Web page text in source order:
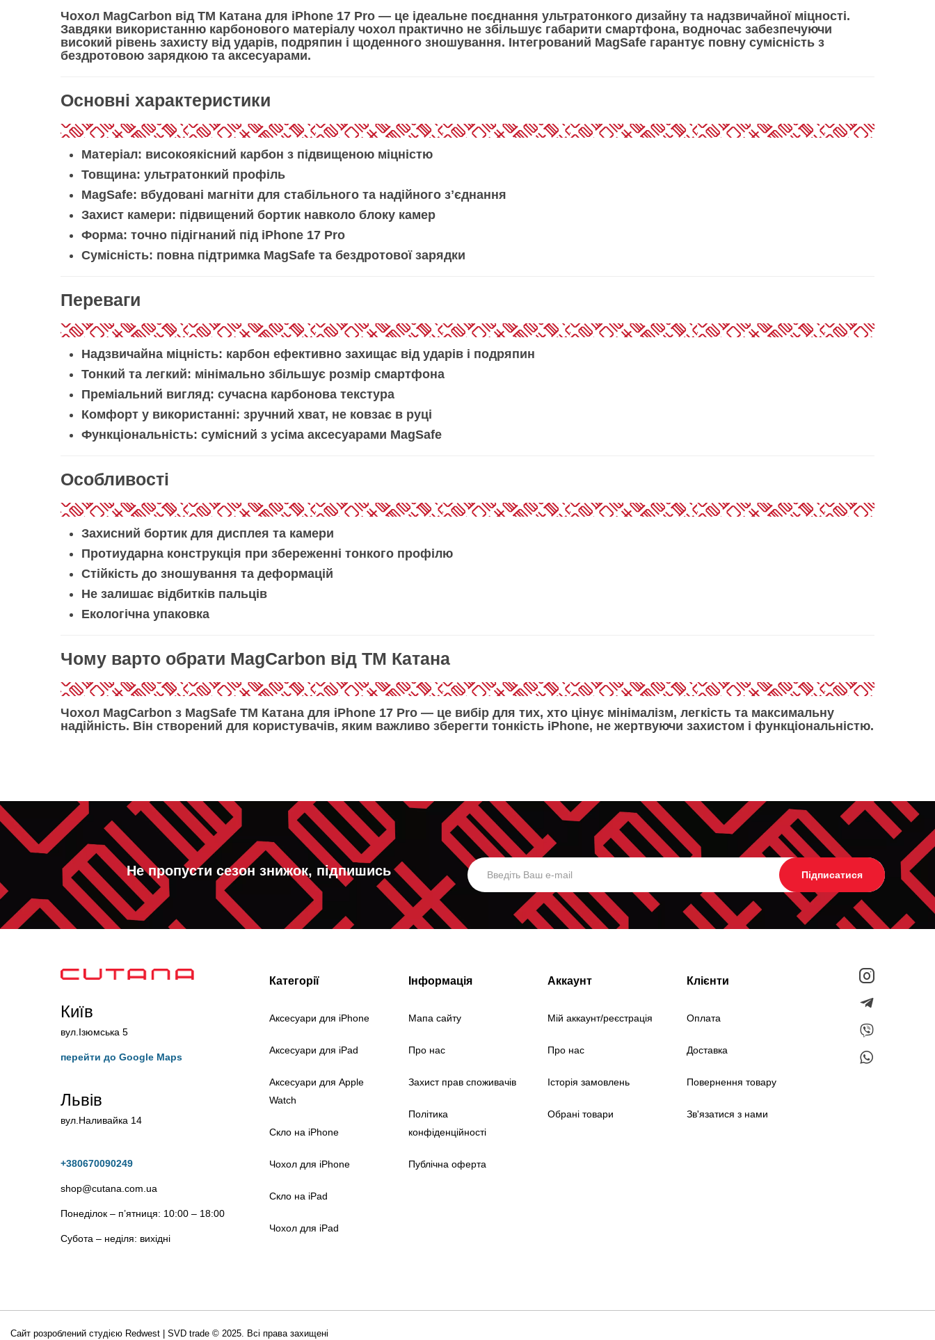
Чохол MagCarbon від ТМ Катана для iPhone 17 Pro — це ідеальне поєднання ультратонкого дизайну та надзвичайної міцності.
Завдяки використанню карбонового матеріалу чохол практично не збільшує габарити смартфона, водночас забезпечуючи
високий рівень захисту від ударів, подряпин і щоденного зношування. Інтегрований MagSafe гарантує повну сумісність з
бездротовою зарядкою та аксесуарами.
Основні характеристики
Матеріал: високоякісний карбон з підвищеною міцністю
Товщина: ультратонкий профіль
MagSafe: вбудовані магніти для стабільного та надійного зʼєднання
Захист камери: підвищений бортик навколо блоку камер
Форма: точно підігнаний під iPhone 17 Pro
Сумісність: повна підтримка MagSafe та бездротової зарядки
Переваги
Надзвичайна міцність: карбон ефективно захищає від ударів і подряпин
Тонкий та легкий: мінімально збільшує розмір смартфона
Преміальний вигляд: сучасна карбонова текстура
Комфорт у використанні: зручний хват, не ковзає в руці
Функціональність: сумісний з усіма аксесуарами MagSafe
Особливості
Захисний бортик для дисплея та камери
Протиударна конструкція при збереженні тонкого профілю
Стійкість до зношування та деформацій
Не залишає відбитків пальців
Екологічна упаковка
Чому варто обрати MagCarbon від ТМ Катана
Чохол MagCarbon з MagSafe ТМ Катана для iPhone 17 Pro — це вибір для тих, хто цінує мінімалізм, легкість та максимальну
надійність. Він створений для користувачів, яким важливо зберегти тонкість iPhone, не жертвуючи захистом і функціональністю.
Не пропусти сезон знижок, підпишись Підписатися
Київ
вул.Ізюмська 5
перейти до Google Maps
Львів
вул.Наливайка 14
+380670090249
shop@cutana.com.ua
Понеділок – п’ятниця: 10:00 – 18:00
Субота – неділя: вихідні
Категорії
Аксесуари для iPhone
Аксесуари для iPad
Аксесуари для Apple
Watch
Скло на iPhone
Чохол для iPhone
Скло на iPad
Чохол для iPad
Інформація
Мапа сайту
Про нас
Захист прав споживачів
Політика
конфіденційності
Публічна оферта
Аккаунт
Мій аккаунт/реєстрація
Про нас
Історія замовлень
Обрані товари
Клієнти
Оплата
Доставка
Повернення товару
Зв'язатися з нами
Сайт розроблений студією Redwest | SVD trade © 2025. Всі права захищені